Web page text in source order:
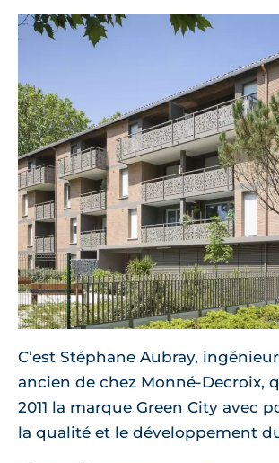
C’est Stéphane Aubray,
ancien de chez Monné-Decroix,
2011 la marque Green City avec
la qualité et le développement